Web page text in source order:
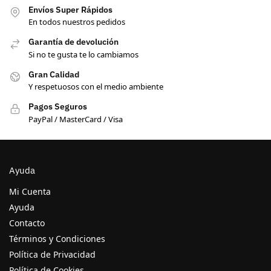
Envíos Super Rápidos
En todos nuestros pedidos
Garantía de devolución
Si no te gusta te lo cambiamos
Gran Calidad
Y respetuosos con el medio ambiente
Pagos Seguros
PayPal / MasterCard / Visa
Ayuda
Mi Cuenta
Ayuda
Contacto
Términos y Condiciones
Política de Privacidad